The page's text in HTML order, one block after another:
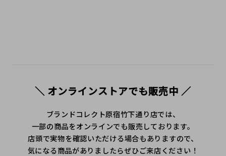
＼ オンラインストアでも販売中 ／
ブランドコレクト原宿竹下通り店では、
一部の商品をオンラインでも販売しております。
店頭で実物を確認いただける場合もありますので、
気になる商品がありましたらぜひご来店ください！